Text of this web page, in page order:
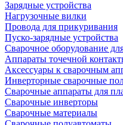
Зарядные устройства
Нагрузочные вилки
Провода для прикуривания
Пуско-зарядные устройства
Сварочное оборудование
Аппараты точечной
Аксессуары к сварочным
Инверторные сварочные
Сварочные аппараты для
Сварочные инверторы
Сварочные материалы